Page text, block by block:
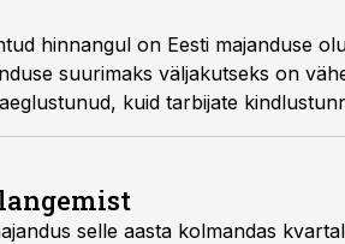
hinnangul on Eesti majanduse
suurimaks väljakutseks on
kuid tarbijate
miinuspoolel.
selle aasta kolmandas